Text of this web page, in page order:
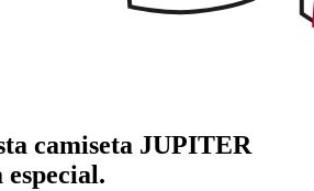
camiseta JUPITER